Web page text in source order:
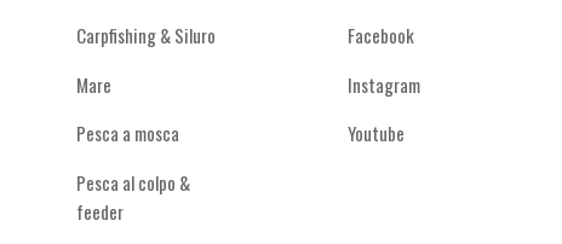
Carpfishing & Siluro
Mare
Pesca a mosca
Pesca al colpo &
feeder
Facebook
Instagram
Youtube